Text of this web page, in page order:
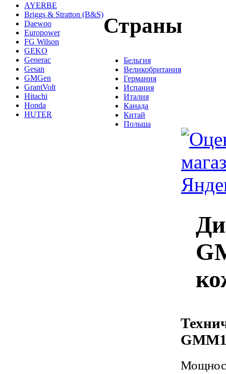
AYERBE
Briggs & Stratton (B&S)
Daewoo
Europower
FG Wilson
GEKO
Generac
Gesan
GMGen
GrantVolt
Hitachi
Honda
HUTER
Страны
Бельгия
Великобритания
Германия
Испания
Италия
Канада
Китай
Польша